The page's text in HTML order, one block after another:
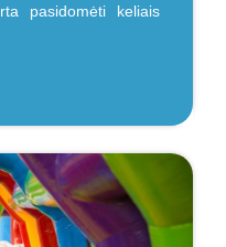
pasidomėti keliais